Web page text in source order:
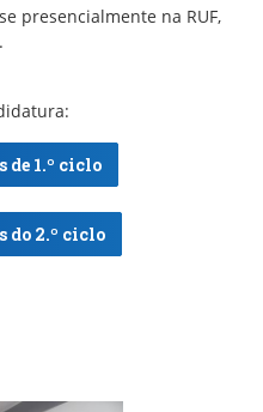
presencialmente na RUF,
.
de 1.º ciclo
do 2.º ciclo